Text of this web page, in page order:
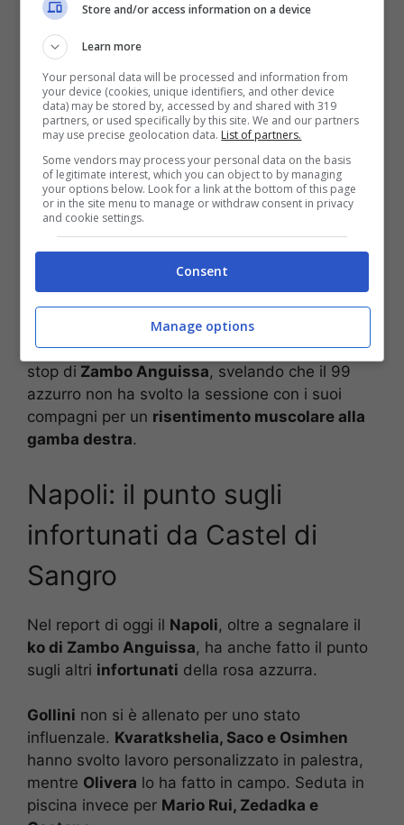
oggi è alle prese con un’infermeria, a sorpresa,
particolarmente affollata.
sull’allenamento mattutino del
Castel di Sangro ha per l’appunto segnalato lo
stop di Zambo Anguissa, svelando che il 99
azzurro non ha svolto la sessione con i suoi
compagni per un risentimento muscolare alla
gamba destra.
Napoli: il punto sugli
infortunati da Castel di
Sangro
Nel report di oggi il Napoli, oltre a segnalare il
ko di Zambo Anguissa, ha anche fatto il punto
sugli altri infortunati della rosa azzurra.
Gollini non si è allenato per uno stato
influenzale. Kvaratkshelia, Saco e Osimhen
hanno svolto lavoro personalizzato in palestra,
mentre Olivera lo ha fatto in campo. Seduta in
piscina invece per Mario Rui, Zedadka e
Store and/or access information on a device
Learn more
Your personal data will be processed and information from
your device (cookies, unique identifiers, and other device
data) may be stored by, accessed by and shared with 319
partners, or used specifically by this site. We and our partners
may use precise geolocation data. List of partners.
Some vendors may process your personal data on the basis
of legitimate interest, which you can object to by managing
your options below. Look for a link at the bottom of this page
or in the site menu to manage or withdraw consent in privacy
and cookie settings.
Consent
Manage options